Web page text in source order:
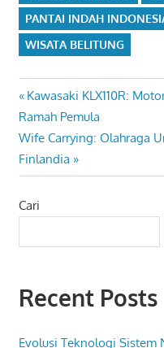
PANTAI INDAH
WISATA BELITUNG
Navigasi
pos
Previous
Post:
Kawasaki KLX110R:
Ramah Pemula
Next
Post:
Wife Carrying: Olahraga
Finlandia
Cari
Recent Posts
Evolusi Teknologi Sistem